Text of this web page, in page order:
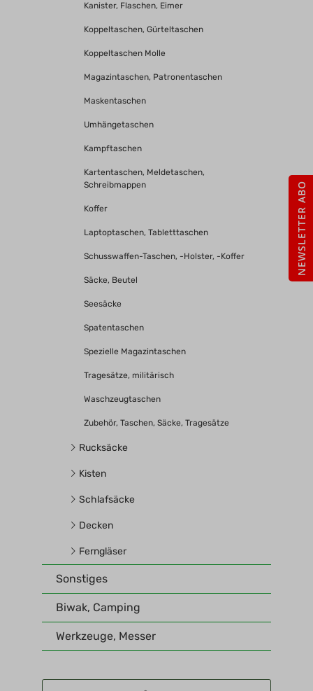
Kanister, Flaschen, Eimer
Koppeltaschen, Gürteltaschen
Koppeltaschen Molle
Magazintaschen, Patronentaschen
Maskentaschen
Umhängetaschen
Kampftaschen
Kartentaschen, Meldetaschen,
Schreibmappen
Koffer
Laptoptaschen, Tabletttaschen
Schusswaffen-Taschen, -Holster, -Koffer
Säcke, Beutel
Seesäcke
Spatentaschen
Spezielle Magazintaschen
Tragesätze, militärisch
Waschzeugtaschen
Zubehör, Taschen, Säcke, Tragesätze
Rucksäcke
Kisten
Schlafsäcke
Decken
Ferngläser
Sonstiges
Biwak, Camping
Werkzeuge, Messer
NEWSLETTER ABO